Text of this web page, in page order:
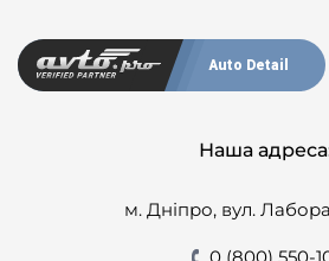
Auto Detail
Наша
м. Дніпро, вул.